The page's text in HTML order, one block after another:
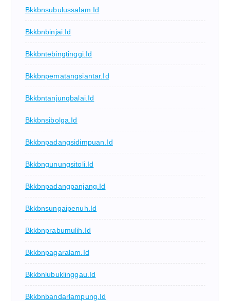
Bkkbnsubulussalam.id
Bkkbnbinjai.id
Bkkbntebingtinggi.id
Bkkbnpematangsiantar.id
Bkkbntanjungbalai.id
Bkkbnsibolga.id
Bkkbnpadangsidimpuan.id
Bkkbngunungsitoli.id
Bkkbnpadangpanjang.id
Bkkbnsungaipenuh.id
Bkkbnprabumulih.id
Bkkbnpagaralam.id
Bkkbnlubuklinggau.id
Bkkbnbandarlampung.id